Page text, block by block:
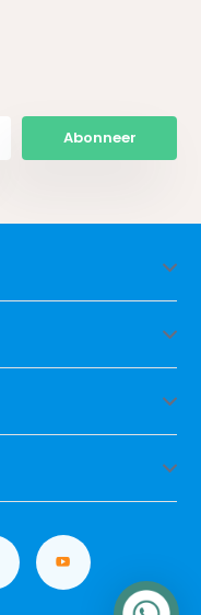
Abonneer